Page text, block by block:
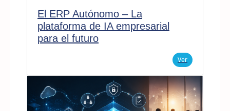
El ERP Autónomo – La
plataforma de IA empresarial
para el futuro
Ver